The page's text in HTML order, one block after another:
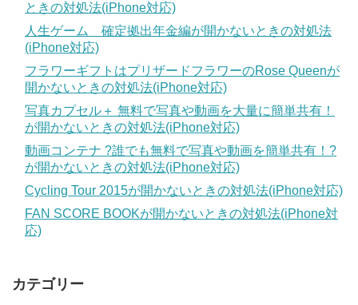
ときの対処法(iPhone対応)
人生ゲーム 確定拠出年金編が開かないときの対処法
(iPhone対応)
フラワーギフトはプリザードフラワーのRose Queenが
開かないときの対処法(iPhone対応)
写真カプセル＋ 無料で写真や動画を大量に簡単共有！
が開かないときの対処法(iPhone対応)
動画コンテナ ?誰でも無料で写真や動画を簡単共有！?
が開かないときの対処法(iPhone対応)
Cycling Tour 2015が開かないときの対処法(iPhone対応)
FAN SCORE BOOKが開かないときの対処法(iPhone対
応)
カテゴリー